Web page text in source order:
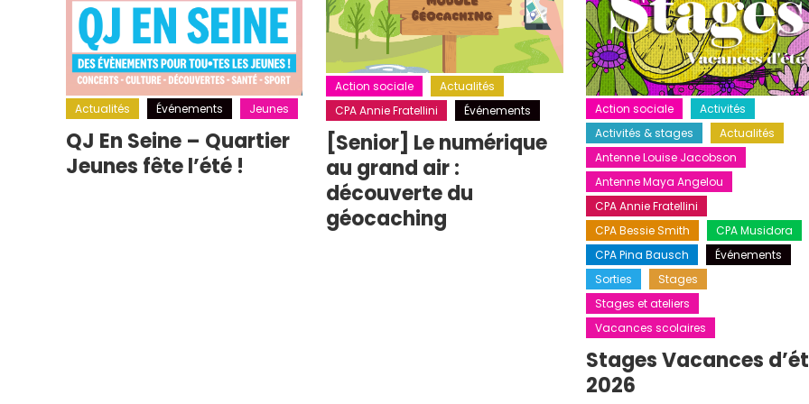
Actualités Événements Jeunes
QJ En Seine – Quartier
Jeunes fête l’été !
Action sociale
Actualités
CPA Annie Fratellini
Événements
[Senior] Le numérique
au grand air :
découverte du
géocaching
Action sociale
Activités
Activités & stages
Actualités
Antenne Louise Jacobson
Antenne Maya Angelou
CPA Annie Fratellini
CPA Bessie Smith
CPA Musidora
CPA Pina Bausch
Événements
Sorties
Stages
Stages et ateliers
Vacances scolaires
Stages Vacances
2026